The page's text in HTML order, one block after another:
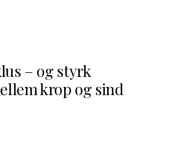
– og styrk
krop og sind